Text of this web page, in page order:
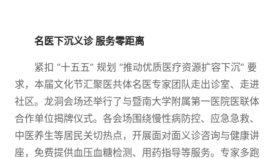
名医下沉义诊 服务零距离
紧扣 “十五五” 规划 “推动优质医疗资源扩容下沉” 要
求，本届文化节汇聚医共体名医专家团队走出诊室、走进
社区。龙洞会场还举行了与暨南大学附属第一医院医联体
合作单位揭牌仪式。各会场围绕慢性病防控、应急急救、
中医养生等居民关切热点，开展面对面义诊咨询与健康讲
座，免费提供血压血糖检测、用药指导等服务。专家多跑